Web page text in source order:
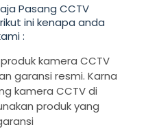
Pasang CCTV
ini kenapa anda
:
kamera CCTV
garansi resmi. Karna
kamera CCTV di
produk yang